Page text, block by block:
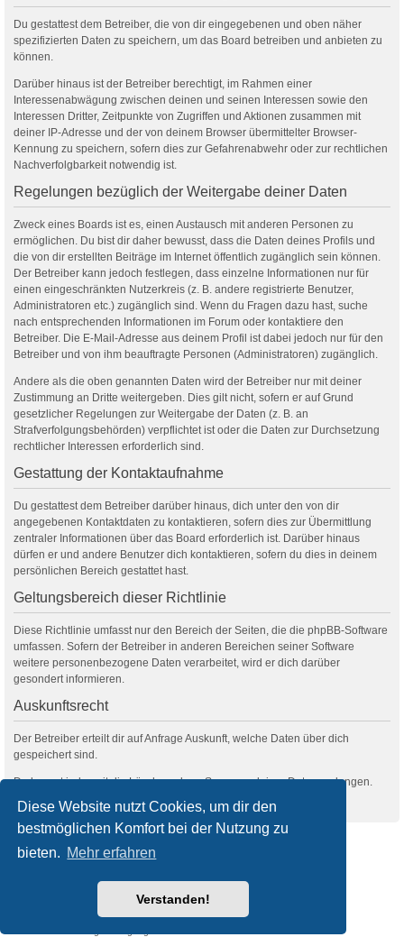
Diese Website nutzt Cookies, um dir den
bestmöglichen Komfort bei der Nutzung zu
bieten. Mehr erfahren
Verstanden!
Du gestattest dem Betreiber, die von dir eingegebenen und oben näher
spezifizierten Daten zu speichern, um das Board betreiben und anbieten zu
können.
Darüber hinaus ist der Betreiber berechtigt, im Rahmen einer
Interessenabwägung zwischen deinen und seinen Interessen sowie den
Interessen Dritter, Zeitpunkte von Zugriffen und Aktionen zusammen mit
deiner IP-Adresse und der von deinem Browser übermittelter Browser-
Kennung zu speichern, sofern dies zur Gefahrenabwehr oder zur rechtlichen
Nachverfolgbarkeit notwendig ist.
Regelungen bezüglich der Weitergabe deiner Daten
Zweck eines Boards ist es, einen Austausch mit anderen Personen zu
ermöglichen. Du bist dir daher bewusst, dass die Daten deines Profils und
die von dir erstellten Beiträge im Internet öffentlich zugänglich sein können.
Der Betreiber kann jedoch festlegen, dass einzelne Informationen nur für
einen eingeschränkten Nutzerkreis (z. B. andere registrierte Benutzer,
Administratoren etc.) zugänglich sind. Wenn du Fragen dazu hast, suche
nach entsprechenden Informationen im Forum oder kontaktiere den
Betreiber. Die E-Mail-Adresse aus deinem Profil ist dabei jedoch nur für den
Betreiber und von ihm beauftragte Personen (Administratoren) zugänglich.
Andere als die oben genannten Daten wird der Betreiber nur mit deiner
Zustimmung an Dritte weitergeben. Dies gilt nicht, sofern er auf Grund
gesetzlicher Regelungen zur Weitergabe der Daten (z. B. an
Strafverfolgungsbehörden) verpflichtet ist oder die Daten zur Durchsetzung
rechtlicher Interessen erforderlich sind.
Gestattung der Kontaktaufnahme
Du gestattest dem Betreiber darüber hinaus, dich unter den von dir
angegebenen Kontaktdaten zu kontaktieren, sofern dies zur Übermittlung
zentraler Informationen über das Board erforderlich ist. Darüber hinaus
dürfen er und andere Benutzer dich kontaktieren, sofern du dies in deinem
persönlichen Bereich gestattet hast.
Geltungsbereich dieser Richtlinie
Diese Richtlinie umfasst nur den Bereich der Seiten, die die phpBB-Software
umfassen. Sofern der Betreiber in anderen Bereichen seiner Software
weitere personenbezogene Daten verarbeitet, wird er dich darüber
gesondert informieren.
Auskunftsrecht
Der Betreiber erteilt dir auf Anfrage Auskunft, welche Daten über dich
gespeichert sind.
Du kannst jederzeit die Löschung bzw. Sperrung deiner Daten verlangen.
filmquiz.de Alle Foren
® Forum Software © phpBB Limited
phpBB.de
created by INVENTEA & v12mike